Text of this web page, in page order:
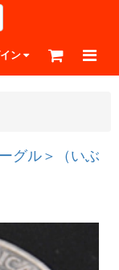
ン
グル＞（いぶ